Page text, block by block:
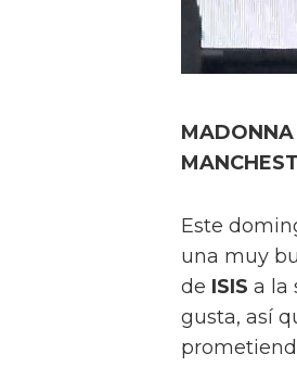
Este
una muy
de ISIS a la
gusta, así